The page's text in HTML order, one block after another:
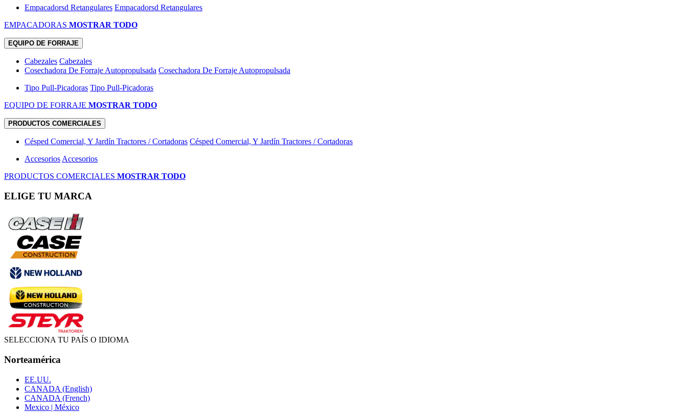
Empacadorsd Retangulares Empacadorsd Retangulares
EMPACADORAS MOSTRAR TODO
EQUIPO DE FORRAJE
Cabezales Cabezales
Cosechadora De Forraje Autopropulsada Cosechadora De Forraje Autopropulsada
Tipo Pull-Picadoras Tipo Pull-Picadoras
EQUIPO DE FORRAJE MOSTRAR TODO
PRODUCTOS COMERCIALES
Césped Comercial, Y Jardín Tractores / Cortadoras Césped Comercial, Y Jardín Tractores / Cortadoras
Accesorios Accesorios
PRODUCTOS COMERCIALES MOSTRAR TODO
ELIGE TU MARCA
SELECCIONA TU PAÍS O IDIOMA
Norteamérica
EE.UU.
CANADA (English)
CANADA (French)
Mexico | México